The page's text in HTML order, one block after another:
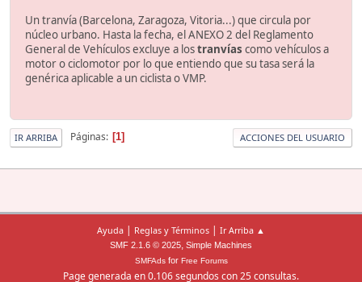
Un tranvía (Barcelona, Zaragoza, Vitoria...) que circula por
núcleo urbano. Hasta la fecha, el ANEXO 2 del Reglamento
General de Vehículos excluye a lostranvías como vehículos a
motor o ciclomotor por lo que entiendo que su tasa será la
genérica aplicable a un ciclista o VMP.
IR ARRIBA Páginas 1 ACCIONES DEL USUARIO
Ayuda | Reglas y Términos | Ir Arriba ▲
SMF 2.1.6 © 2025, Simple Machines
SMFAdsfor Free Forums
Page generada en 0.106 segundos con 25 consultas.